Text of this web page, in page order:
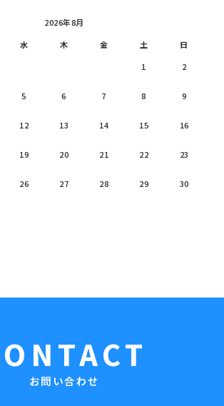
2026年8月
水 木 金 土
日
1
2
5 6 7 8 9
12 13 14 15 16
19 20 21 22 23
26 27 28 29 30
お問い合わせ